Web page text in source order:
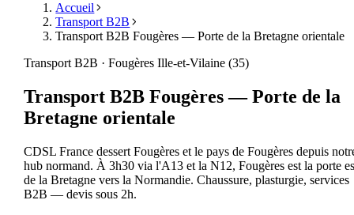
Accueil
Transport B2B
Transport B2B Fougères — Porte de la Bretagne orientale
Transport B2B · Fougères Ille-et-Vilaine (35)
Transport B2B Fougères — Porte de la
Bretagne orientale
CDSL France dessert Fougères et le pays de Fougères depuis
hub normand. À 3h30 via l'A13 et la N12, Fougères est la porte
de la Bretagne vers la Normandie. Chaussure, plasturgie, services
B2B — devis sous 2h.